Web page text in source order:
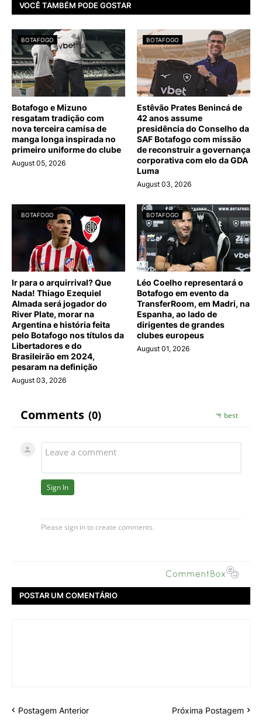
VOCÊ TAMBÉM PODE GOSTAR
BOTAFOGO
Botafogo e Mizuno
resgatam tradição com
nova terceira camisa de
manga longa inspirada no
primeiro uniforme do clube
August 05, 2026
BOTAFOGO
Estêvão Prates Benincá de
42 anos assume
presidência do Conselho da
SAF Botafogo com missão
de reconstruir a governança
corporativa com elo da GDA
Luma
August 03, 2026
BOTAFOGO
Ir para o arquirrival? Que
Nada! Thiago Ezequiel
Almada será jogador do
River Plate, morar na
Argentina e história feita
pelo Botafogo nos títulos da
Libertadores e do
Brasileirão em 2024,
pesaram na definição
August 03, 2026
BOTAFOGO
Léo Coelho representará o
Botafogo em evento da
TransferRoom, em Madri, na
Espanha, ao lado de
dirigentes de grandes
clubes europeus
August 01, 2026
POSTAR UM COMENTÁRIO
Postagem Anterior Próxima Postagem